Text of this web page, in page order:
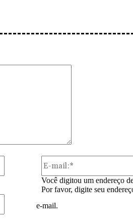
Você digitou um endereço
Por favor, digite seu
e-mail.